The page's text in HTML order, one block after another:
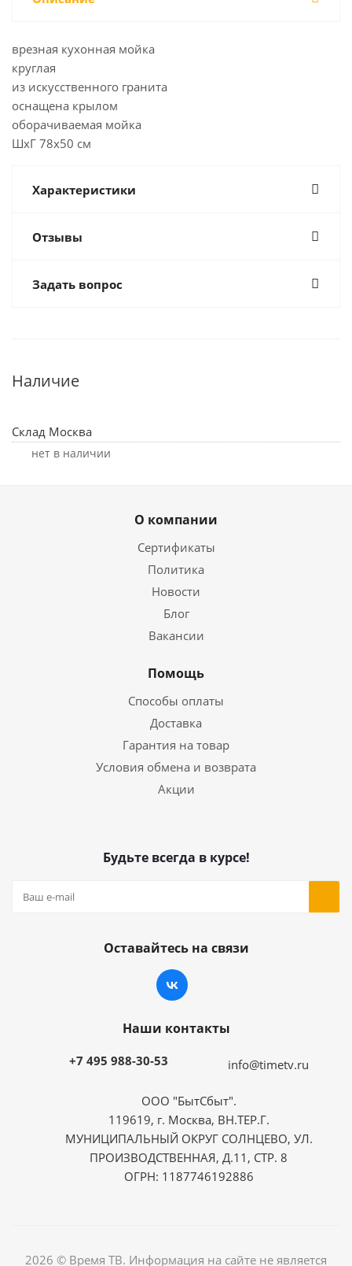
врезная кухонная мойка
круглая
из искусственного гранита
оснащена крылом
оборачиваемая мойка
ШхГ 78х50 см
Характеристики
Отзывы
Задать вопрос
Наличие
Склад Москва
Нет в наличии
О компании
Сертификаты
Политика
Новости
Блог
Вакансии
Помощь
Способы оплаты
Доставка
Гарантия на товар
Условия обмена и возврата
Акции
Будьте всегда в курсе!
Оставайтесь на связи
Наши контакты
+7 495 988-30-53 info@timetv.ru
ООО "БытСбыт".
119619, г. Москва, ВН.ТЕР.Г.
МУНИЦИПАЛЬНЫЙ ОКРУГ СОЛНЦЕВО, УЛ.
ПРОИЗВОДСТВЕННАЯ, Д.11, СТР. 8
ОГРН: 1187746192886
2026 © Время ТВ. Информация на сайте не является